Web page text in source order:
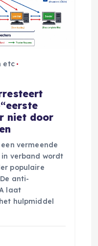
etc
niet door
vermeende
verband wordt
populaire
anti-
laat
hulpmiddel